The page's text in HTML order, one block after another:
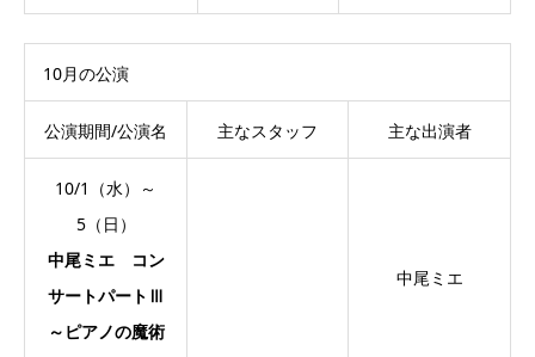
10月の公演
公演期間/公演名 主なスタッフ 主な出演者
10/1（水）～
5（日）
中尾ミエ コン
サートパートⅢ
～ピアノの魔術
中尾ミエ